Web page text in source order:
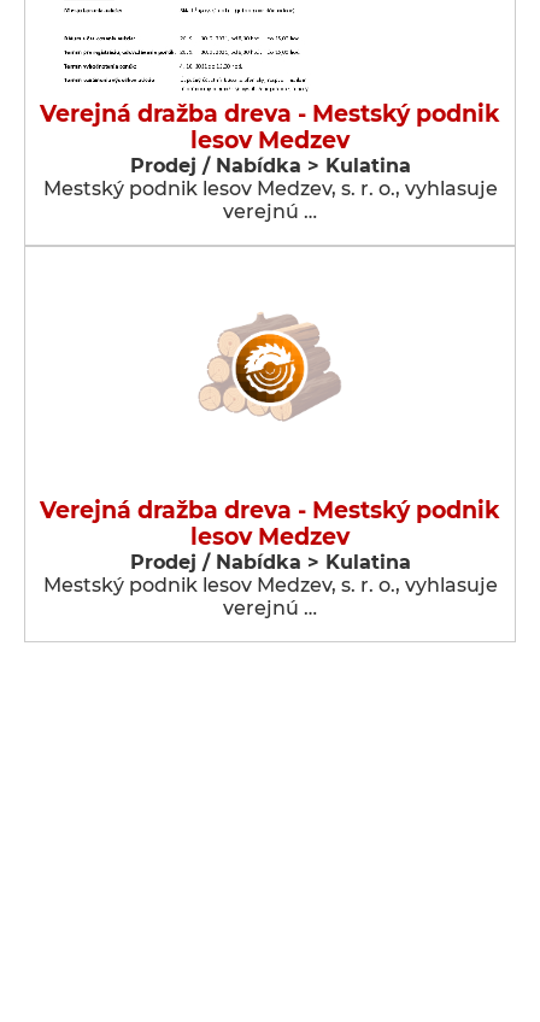
Verejná dražba dreva - Mestský podnik
lesov Medzev
Prodej / Nabídka > Kulatina
Mestský podnik lesov Medzev, s. r. o., vyhlasuje
verejnú …
Verejná dražba dreva - Mestský podnik
lesov Medzev
Prodej / Nabídka > Kulatina
Mestský podnik lesov Medzev, s. r. o., vyhlasuje
verejnú …